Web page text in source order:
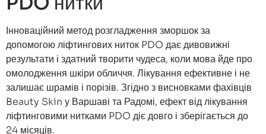
Інноваційний метод розгладження зморшок за
допомогою ліфтингових ниток PDO дає дивовижні
результати і здатний творити чудеса, коли мова йде про
омолодження шкіри обличчя. Лікування ефективне і не
залишає шрамів і порізів. Згідно з висновками фахівців
Beauty Skin у Варшаві та Радомі, ефект від лікування
ліфтинговими нитками PDO діє довго і зберігається до
24 місяців.